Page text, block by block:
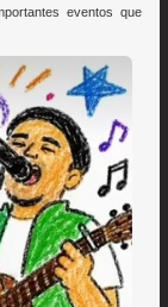
eventos que